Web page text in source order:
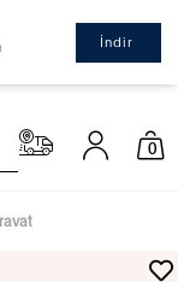
İndir
0